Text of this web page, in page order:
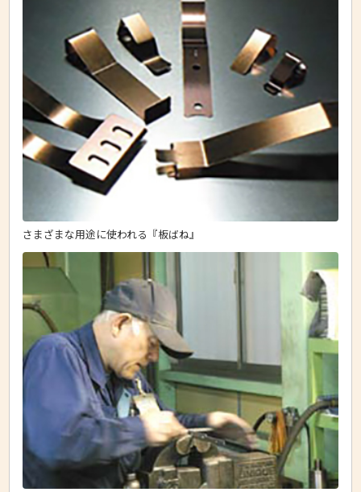
さまざまな用途に使われる『板ばね』